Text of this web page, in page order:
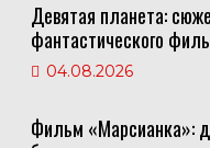
Девятая планета:
фантастического
04.08.2026
Фильм «Марсианка»: